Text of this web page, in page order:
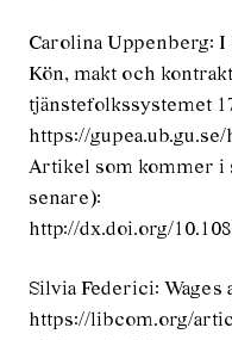
Carolina Uppenberg:
Kön, makt och
tjänstefolkssystemet
https://
Artikel som kommer i
senare):
http://dx.doi.org/
Silvia Federici: Wages
https://libcom.org/